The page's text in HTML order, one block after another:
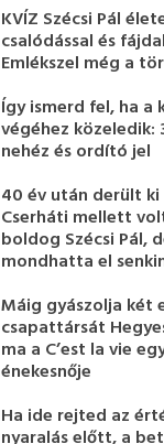
KVÍZ Szécsi Pál
csalódással és
Emlékszel még a
Így ismerd fel, ha a
végéhez közeledik:
nehéz és ordító jel
40 év után derült
Cserháti mellett
boldog Szécsi Pál,
mondhatta el
Máig gyászolja két
csapattársát
ma a C’est la vie
énekesnője
Ha ide rejted az
nyaralás előtt, a